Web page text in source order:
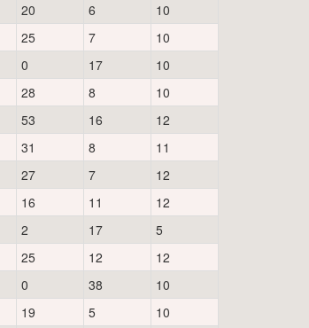
20 6
10
25 7
10
0 17
10
28 8
10
53 16
12
31 8
11
27 7
12
16 11
12
2 17
5
25 12
12
0 38
10
19 5
10